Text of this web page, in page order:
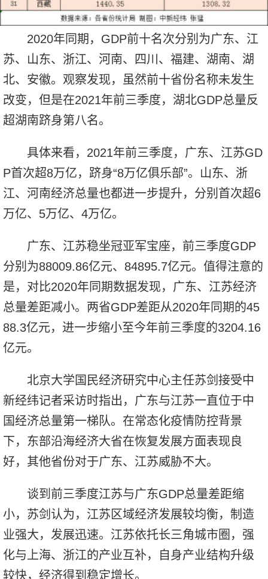
2020年同期，GDP前十名次分别为广东、江
苏、山东、浙江、河南、四川、福建、湖南、湖
北、安徽。观察发现，虽然前十省份名称未发生
改变，但是在2021年前三季度，湖北GDP总量反
超湖南跻身第八名。
具体来看，2021年前三季度，广东、江苏GD
P首次超8万亿，跻身“8万亿俱乐部”。山东、浙
江、河南经济总量也都进一步提升，分别首次超6
万亿、5万亿、4万亿。
广东、江苏稳坐冠亚军宝座，前三季度GDP
分别为88009.86亿元、84895.7亿元。值得注意的
是，对比2020年同期数据发现，广东、江苏经济
总量差距减小。两省GDP差距从2020年同期的45
88.3亿元，进一步缩小至今年前三季度的3204.16
亿元。
北京大学国民经济研究中心主任苏剑接受中
新经纬记者采访时指出，广东与江苏一直位于中
国经济总量第一梯队。在常态化疫情防控背景
下，东部沿海经济大省在恢复发展方面表现良
好，其他省份对于广东、江苏威胁不大。
谈到前三季度江苏与广东GDP总量差距缩
小，苏剑认为，江苏区域经济发展较均衡，制造
业强大，发展迅速。江苏依托长三角城市圈，强
化与上海、浙江的产业互补，自身产业结构升级
较快，经济得到稳定增长。